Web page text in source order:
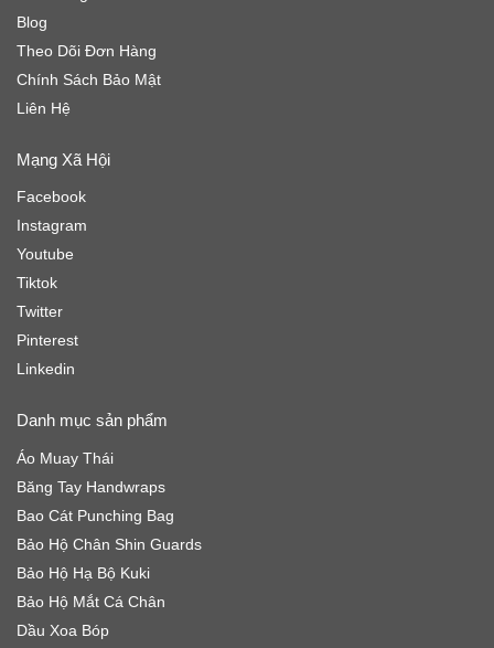
Blog
Theo Dõi Đơn Hàng
Chính Sách Bảo Mật
Liên Hệ
Mạng Xã Hội
Facebook
Instagram
Youtube
Tiktok
Twitter
Pinterest
Linkedin
Danh mục sản phẩm
Áo Muay Thái
Băng Tay Handwraps
Bao Cát Punching Bag
Bảo Hộ Chân Shin Guards
Bảo Hộ Hạ Bộ Kuki
Bảo Hộ Mắt Cá Chân
Dầu Xoa Bóp